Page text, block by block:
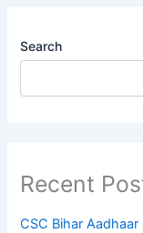
Search
Recent
CSC Bihar Aadhaar